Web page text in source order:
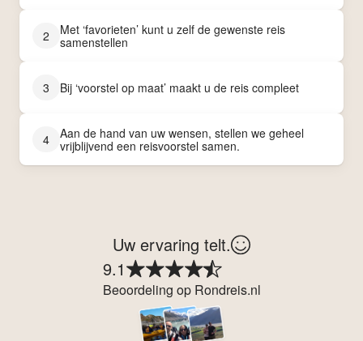
2
Met ‘favorieten’ kunt u zelf de gewenste reis
samenstellen
3 Bij ‘voorstel op maat’ maakt u de reis compleet
4
Aan de hand van uw wensen, stellen we geheel
vrijblijvend een reisvoorstel samen.
Uw ervaring telt.
9.1
Beoordeling op Rondreis.nl